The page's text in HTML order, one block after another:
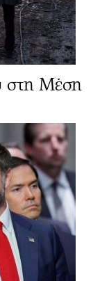
στη Μέση